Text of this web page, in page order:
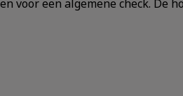
voor een algemene check. De